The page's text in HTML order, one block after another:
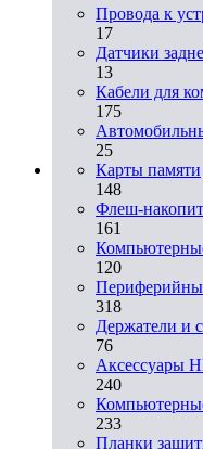
Провода к
17
Датчики
13
Кабели для
175
25
Карты памяти
148
Флеш-
161
120
318
Держатели и
76
Аксессуары
240
233
Планки